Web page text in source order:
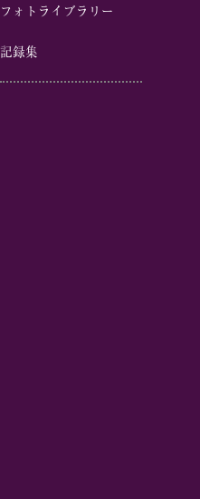
フォトライブラリー
記録集